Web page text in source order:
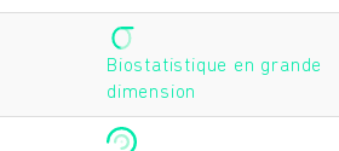
Biostatistique en grande
dimension